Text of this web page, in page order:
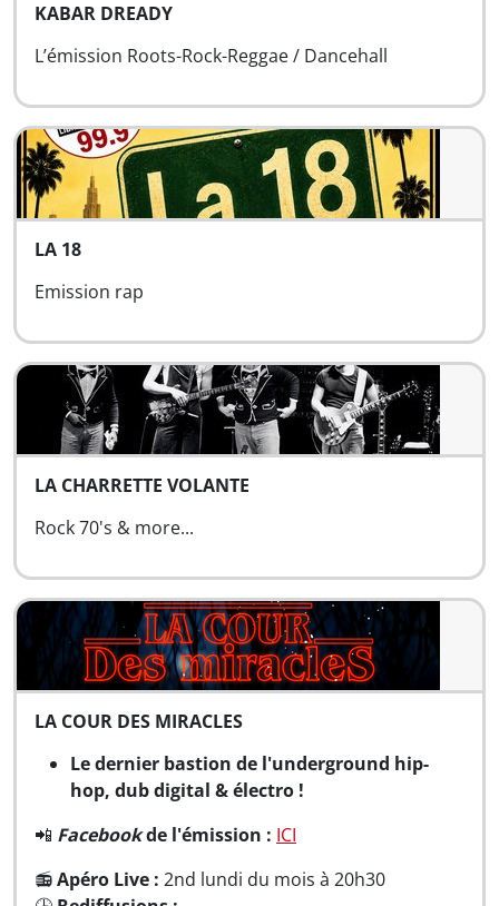
KABAR DREADY
L’émission Roots-Rock-Reggae / Dancehall
LA 18
Emission rap
LA CHARRETTE VOLANTE
Rock 70's & more...
LA COUR DES MIRACLES
Le dernier bastion de l'underground hip-
hop, dub digital & électro !
📲 Facebookde l'émission : ICI
📻Apéro Live : 2nd lundi du mois à 20h30